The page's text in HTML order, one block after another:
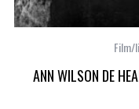
Film/
ANN WILSON DE